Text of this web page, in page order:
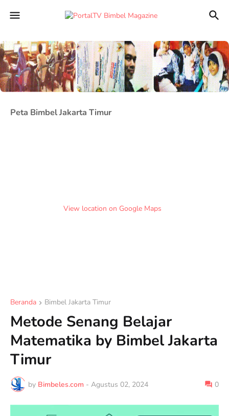
Peta Bimbel Jakarta Timur
View location on Google Maps
Beranda Bimbel Jakarta Timur
Metode Senang Belajar
Matematika by Bimbel Jakarta
Timur
by Bimbeles.com - Agustus 02, 2024 0